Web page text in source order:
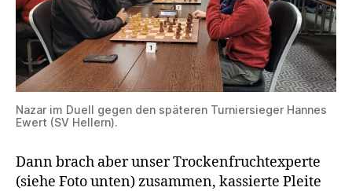
Nazar im Duell gegen den späteren Turniersieger Hannes
Ewert (SV Hellern).
Dann brach aber unser Trockenfruchtexperte
(siehe Foto unten) zusammen, kassierte Pleite